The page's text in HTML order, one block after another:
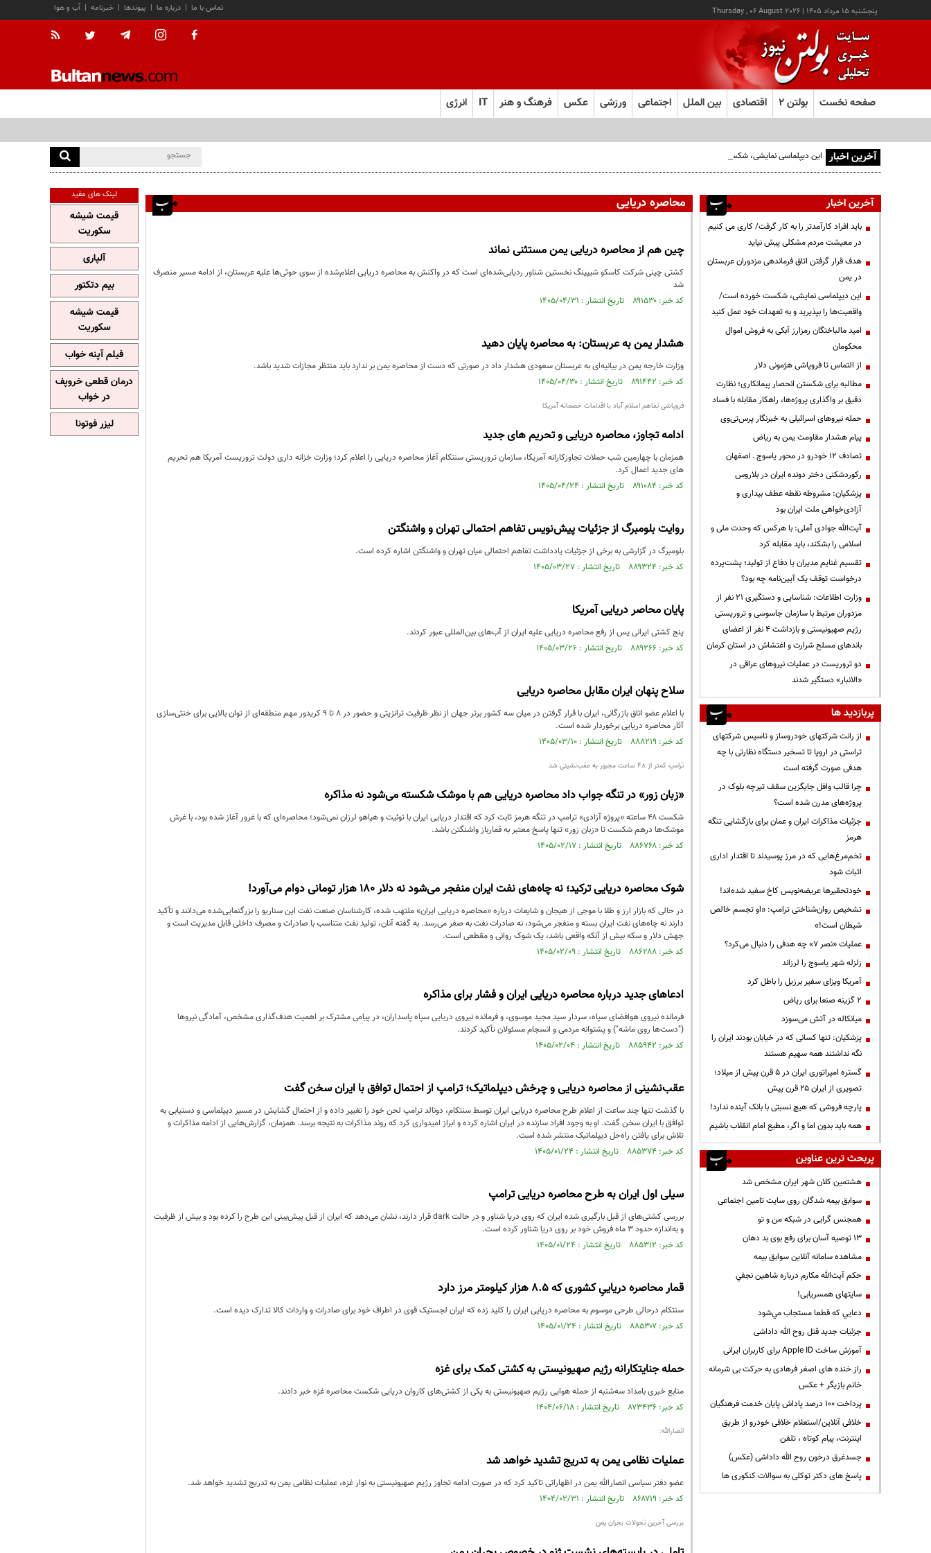
پنجشنبه ۱۵ مرداد ۱۴۰۵ |
Thursday , 06 August 2026 آب و هوا | خبرنامه | پیوندها | درباره ما | تماس با ما
صفحه نخست بولتن ۲ اقتصادی بین الملل اجتماعی ورزشی عکس فرهنگ و هنر IT انرژی
آخرین اخبار این دیپلماسی نمایشی، شکست خورده است/واقعیت‌ها را بپذیرید و به تعهدات خود عمل کنید
محاصره دریایی
چین هم از محاصره دریایی یمن مستثنی نماند
کشتی چینی شرکت کاسکو شیپینگ نخستین شناور ردیابی‌شده‌ای است که در واکنش به محاصره دریایی اعلام‌شده از سوی حوثی‌ها علیه عربستان، از ادامه مسیر منصرف
شد
کد خبر: ۸۹۱۵۳۰ تاریخ انتشار : ۱۴۰۵/۰۴/۳۱
هشدار یمن به عربستان: به محاصره پایان دهید
وزارت خارجه یمن در بیانیه‌ای به عربستان سعودی هشدار داد در صورتی که دست از محاصره یمن بر ندارد باید منتظر مجازات شدید باشد.
کد خبر: ۸۹۱۴۴۲ تاریخ انتشار : ۱۴۰۵/۰۴/۳۰
فروپاشی تفاهم اسلام آباد با اقدامات خصمانه آمریکا
ادامه تجاوز، محاصره دریایی و تحریم های جدید
همزمان با چهارمین شب حملات تجاوزکارانه آمریکا، سازمان تروریستی سنتکام آغاز محاصره دریایی را اعلام کرد؛ وزارت خزانه داری دولت تروریست آمریکا هم تحریم
های جدید اعمال کرد.
کد خبر: ۸۹۱۰۸۴ تاریخ انتشار : ۱۴۰۵/۰۴/۲۴
روایت بلومبرگ از جزئیات پیش‌نویس تفاهم احتمالی تهران و واشنگتن
بلومبرگ در گزارشی به برخی از جزئیات یادداشت تفاهم احتمالی میان تهران و واشنگتن اشاره کرده است.
کد خبر: ۸۸۹۳۲۴ تاریخ انتشار : ۱۴۰۵/۰۳/۲۷
پایان محاصر دریایی آمریکا
پنج کشتی ایرانی پس از رفع محاصره دریایی علیه ایران از آب‌های بین‌المللی عبور کردند.
کد خبر: ۸۸۹۲۶۶ تاریخ انتشار : ۱۴۰۵/۰۳/۲۶
سلاح پنهان ایران مقابل محاصره دریایی
با اعلام عضو اتاق بازرگانی، ایران با قرار گرفتن در میان سه کشور برتر جهان از نظر ظرفیت ترانزیتی و حضور در ۸ تا ۹ کریدور مهم منطقه‌ای از توان بالایی برای خنثی‌سازی
آثار محاصره‌ دریایی برخوردار شده است.
کد خبر: ۸۸۸۲۱۹ تاریخ انتشار : ۱۴۰۵/۰۳/۱۰
ترامپ کمتر از 48 ساعت مجبور به عقب‌نشینی شد
«زبان زور» در تنگه جواب داد محاصره دریایی هم با موشک شکسته می‌شود نه مذاکره
شکست ۴۸ ساعته «پروژه آزادی» ترامپ در تنگه هرمز ثابت کرد که اقتدار دریایی ایران با توئیت و هیاهو لرزان نمی‌شود؛ محاصره‌ای که با غرور آغاز شده بود، با غرش
موشک‌ها درهم شکست تا «زبان زور» تنها پاسخ معتبر به قمارباز واشنگتن باشد.
کد خبر: ۸۸۶۷۶۸ تاریخ انتشار : ۱۴۰۵/۰۲/۱۷
شوک محاصره دریایی ترکید؛ نه چاه‌های نفت ایران منفجر می‌شود نه دلار ۱۸۰ هزار تومانی دوام می‌آورد!
در حالی که بازار ارز و طلا با موجی از هیجان و شایعات درباره «محاصره دریایی ایران» ملتهب شده، کارشناسان صنعت نفت این سناریو را بزرگنمایی‌شده می‌دانند و تأکید
دارند نه چاه‌های نفت ایران بسته و منفجر می‌شود، نه صادرات نفت به صفر می‌رسد. به گفته آنان، تولید نفت متناسب با صادرات و مصرف داخلی قابل مدیریت است و
جهش دلار و سکه بیش از آنکه واقعی باشد، یک شوک روانی و مقطعی است.
کد خبر: ۸۸۶۲۸۸ تاریخ انتشار : ۱۴۰۵/۰۲/۰۹
ادعاهای جدید درباره محاصره دریایی ایران و فشار برای مذاکره
فرمانده نیروی هوافضای سپاه، سردار سید مجید موسوی، و فرمانده نیروی دریایی سپاه پاسداران، در پیامی مشترک بر اهمیت هدف‌گذاری مشخص، آمادگی نیروها
("دست‌ها روی ماشه") و پشتوانه مردمی و انسجام مسئولان تأکید کردند.
کد خبر: ۸۸۵۹۴۲ تاریخ انتشار : ۱۴۰۵/۰۲/۰۴
عقب‌نشینی از محاصره دریایی و چرخش دیپلماتیک؛ ترامپ از احتمال توافق با ایران سخن گفت
با گذشت تنها چند ساعت از اعلام طرح محاصره دریایی ایران توسط سنتکام، دونالد ترامپ لحن خود را تغییر داده و از احتمال گشایش در مسیر دیپلماسی و دستیابی به
توافق با ایران سخن گفت. او به وجود افراد سازنده در ایران اشاره کرده و ابراز امیدواری کرد که روند مذاکرات به نتیجه برسد. همزمان، گزارش‌هایی از ادامه مذاکرات و
تلاش برای یافتن راه‌حل دیپلماتیک منتشر شده است.
کد خبر: ۸۸۵۳۷۴ تاریخ انتشار : ۱۴۰۵/۰۱/۲۴
سیلی اول ایران به طرح محاصره دریایی ترامپ
بررسی کشتی‌های از قبل بارگیری شده ایران که روی دریا شناور و در حالت dark قرار دارند، نشان می‌دهد که ایران از قبل پیش‌بینی این طرح را کرده بود و بیش از ظرفیت
و به‌اندازه حدود ۳ ماه فروش خود بر روی دریا شناور کرده است.
کد خبر: ۸۸۵۳۱۲ تاریخ انتشار : ۱۴۰۵/۰۱/۲۴
قمار محاصره دریاییِ کشوری که ۸.۵ هزار کیلومتر مرز دارد
سنتکام درحالی طرحی موسوم به محاصره دریایی ایران را کلید زده که ایران لجستیک‌ قوی در اطراف خود برای صادرات و واردات کالا تدارک دیده است.
کد خبر: ۸۸۵۳۰۷ تاریخ انتشار : ۱۴۰۵/۰۱/۲۴
حمله جنایتکارانه رژیم صهیونیستی به کشتی کمک برای غزه
منابع خبری بامداد سه‌شنبه از حمله هوایی رژیم صهیونیستی به یکی از کشتی‌های کاروان دریایی شکست محاصره غزه خبر دادند.
کد خبر: ۸۷۳۴۳۶ تاریخ انتشار : ۱۴۰۴/۰۶/۱۸
انصارالله:
عملیات نظامی یمن به تدریج تشدید خواهد شد
عضو دفتر سیاسی انصارالله یمن در اظهاراتی تاکید کرد که در صورت ادامه تجاوز رژیم صهیونیستی به نوار غزه، عملیات نظامی یمن به تدریج تشدید خواهد شد.
کد خبر: ۸۶۸۷۱۹ تاریخ انتشار : ۱۴۰۴/۰۲/۳۱
بررسی آخرین تحولات بحران یمن
آخرین اخبار
باید افراد کارآمدتر را به کار گرفت/ کاری می کنیم
در معیشت مردم مشکلی پیش نیاید
هدف قرار گرفتن اتاق‌ فرماندهی مزدوران عربستان
در یمن
این دیپلماسی نمایشی، شکست خورده است/
واقعیت‌ها را بپذیرید و به تعهدات خود عمل کنید
امید مالباختگان رمزارز آبکی به فروش اموال
محکومان
از التماس تا فروپاشی هژمونی دلار
مطالبه برای شکستن انحصار پیمانکاری؛ نظارت
دقیق بر واگذاری پروژه‌ها، راهکار مقابله با فساد
حمله نیروهای اسرائیلی به خبرنگار پرس‌تی‌وی
پیام هشدار مقاومت یمن به ریاض
تصادف ۱۲ خودرو در محور یاسوج ـ اصفهان
رکوردشکنی دختر دونده ایران در بلاروس
پزشکیان: مشروطه نقطه عطف بیداری و
آزادی‌خواهی ملت ایران بود
آیت‌الله جوادی آملی: با هرکس که وحدت ملی و
اسلامی را بشکند، باید مقابله کرد
تقسیم غنایم مدیران یا دفاع از تولید؛ پشت‌پرده
درخواست توقف یک آیین‌نامه چه بود؟
وزارت اطلاعات: شناسایی و دستگیری ۲۱ نفر از
مزدوران مرتبط با سازمان جاسوسی و تروریستی
رژیم صهیونیستی و بازداشت ۴ نفر از اعضای
باندهای مسلح شرارت و اغتشاش در استان کرمان
دو تروریست در عملیات نیروهای عراقی در
«الانبار» دستگیر شدند
پربازدید ها
از رانت‌ شرکتهای خودروساز و تاسیس شرکتهای
تراستی در اروپا تا تسخیر دستگاه نظارتی با چه
هدفی صورت گرفته است
چرا قالب وافل جایگزین سقف تیرچه بلوک در
پروژه‌های مدرن شده است؟
جزئیات مذاکرات ایران و عمان برای بازگشایی تنگه
هرمز
تخم‌مرغ‌هایی که در مرز پوسیدند تا اقتدار اداری
اثبات شود
خودتحقیرها عریضه‌نویس کاخ سفید شده‌اند!
تشخیص روان‌شناختی ترامپ: «او تجسم خالص
شیطان است!»
عملیات «نصر ۷» چه هدفی را دنبال می‌کرد؟
زلزله شهر یاسوج را لرزاند
آمریکا ویزای سفیر برزیل را باطل کرد
۲ گزینه صنعا برای ریاض
میانکاله در آتش می‌سوزد
پزشکیان: تنها کسانی که در خیابان بودند ایران را
نگه نداشتند همه سهیم هستند
گستره امپراتوری ایران در ۵ قرن پیش از میلاد؛
تصویری از ایران ۲۵ قرن پیش
پارچه فروشی که هیچ نسبتی با بانک آینده ندارد!
همه باید بدون اما و اگر، مطیع امام انقلاب باشیم
پربحث ترین عناوین
هشتمین کلان شهر ایران مشخص شد
سوابق بیمه شدگان روی سایت تامین اجتماعی
همجنس گرایی در شبکه من و تو
13 توصیه آسان برای رفع بوی بد دهان
مشاهده سامانه آنلاين سوابق بیمه
حكم آيت‌الله مكارم درباره شاهين نجفي
سایتهای همسریابی!
دعايي كه قطعا مستجاب مي‌شود
جزئیات جدید قتل روح الله داداشی
آموزش ساخت Apple ID برای کاربران ایرانی
راز خنده های اصغر فرهادی به حرکت بی شرمانه
خانم بازیگر + عکس
پرداخت ۱۰۰ درصد پاداش پایان خدمت فرهنگیان
خلافی آنلاین/استعلام خلافی خودرو از طریق
اینترنت، پیام کوتاه ، تلفن
جسدغرق درخون روح الله داداشی (عکس)
پاسخ های دکتر توکلی به سوالات کنکوری ها
لینک های مفید
قیمت شیشه
سکوریت
آلپاری
بیم دتکتور
قیمت شیشه
سکوریت
فیلم آپنه خواب
درمان قطعی خروپف
در خواب
لیزر فوتونا